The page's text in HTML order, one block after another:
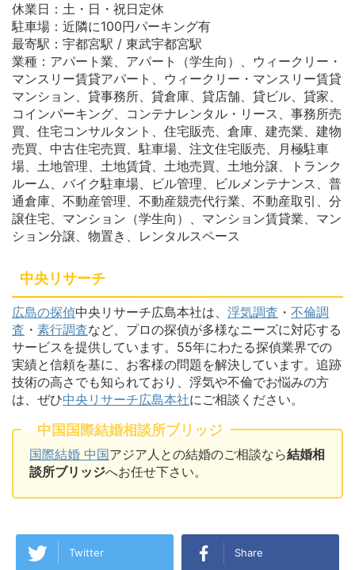
休業日：土・日・祝日定休
駐車場：近隣に100円パーキング有
最寄駅：宇都宮駅 / 東武宇都宮駅
業種：アパート業、アパート（学生向）、ウィークリー・
マンスリー賃貸アパート、ウィークリー・マンスリー賃貸
マンション、貸事務所、貸倉庫、貸店舗、貸ビル、貸家、
コインパーキング、コンテナレンタル・リース、事務所売
買、住宅コンサルタント、住宅販売、倉庫、建売業、建物
売買、中古住宅売買、駐車場、注文住宅販売、月極駐車
場、土地管理、土地賃貸、土地売買、土地分譲、トランク
ルーム、バイク駐車場、ビル管理、ビルメンテナンス、普
通倉庫、不動産管理、不動産競売代行業、不動産取引、分
譲住宅、マンション（学生向）、マンション賃貸業、マン
ション分譲、物置き、レンタルスペース
中央リサーチ
広島の探偵中央リサーチ広島本社は、 浮気調査 ・ 不倫調
査 ・ 素行調査など、プロの探偵が多様なニーズに対応する
サービスを提供しています。55年にわたる探偵業界での
実績と信頼を基に、お客様の問題を解決しています。追跡
技術の高さでも知られており、浮気や不倫でお悩みの方
は、ぜひ中央リサーチ広島本社にご相談ください。
中国国際結婚相談所ブリッジ
国際結婚 中国アジア人との結婚のご相談なら結婚相
談所ブリッジへお任せ下さい。
Twitter Share